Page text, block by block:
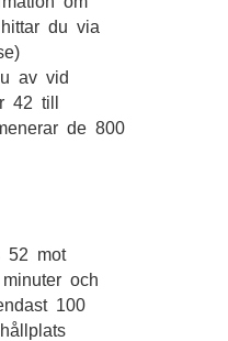
du via
av vid
42 till
de 800
52 mot
och
100